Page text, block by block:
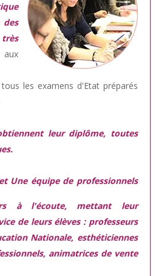
des
aux
les examens d'Etat préparés
leur diplôme, toutes
Une équipe de professionnels
à l'écoute, mettant leur
de leurs élèves : professeurs
Nationale, esthéticiennes
animatrices de vente